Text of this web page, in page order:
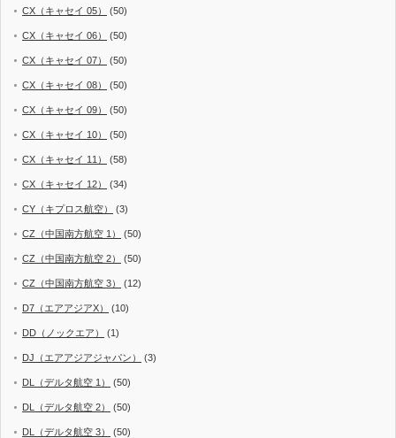
CX（キャセイ 05） (50)
CX（キャセイ 06） (50)
CX（キャセイ 07） (50)
CX（キャセイ 08） (50)
CX（キャセイ 09） (50)
CX（キャセイ 10） (50)
CX（キャセイ 11） (58)
CX（キャセイ 12） (34)
CY（キプロス航空） (3)
CZ（中国南方航空 1） (50)
CZ（中国南方航空 2） (50)
CZ（中国南方航空 3） (12)
D7（エアアジアX） (10)
DD（ノックエア） (1)
DJ（エアアジアジャパン） (3)
DL（デルタ航空 1） (50)
DL（デルタ航空 2） (50)
DL（デルタ航空 3） (50)